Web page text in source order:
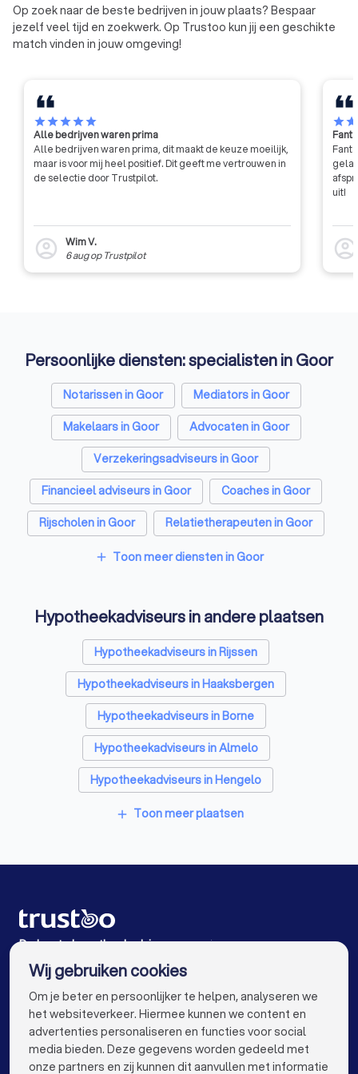
Op zoek naar de beste bedrijven in jouw plaats? Bespaar
jezelf veel tijd en zoekwerk. Op Trustoo kun jij een geschikte
match vinden in jouw omgeving!
starstarstarstarstar
Alle bedrijven waren prima
Alle bedrijven waren prima, dit maakt de keuze moeilijk,
maar is voor mij heel positief. Dit geeft me vertrouwen in
de selectie door Trustpilot.
account_circle
Wim V.
6 augop Trustpilot
starstar
uit!
account_circle
Persoonlijke diensten: specialisten in Goor
Notarissen in Goor
Mediators in Goor
Makelaars in Goor
Advocaten in Goor
Verzekeringsadviseurs in Goor
Financieel adviseurs in Goor
Coaches in Goor
Rijscholen in Goor
Relatietherapeuten in Goor
Psychologen in Goor
Belastingadviseurs in Goor
add Toon meer diensten in Goor
Hypotheekadviseurs in andere plaatsen
Hypotheekadviseurs in Rijssen
Hypotheekadviseurs in Haaksbergen
Hypotheekadviseurs in Borne
Hypotheekadviseurs in Almelo
Hypotheekadviseurs in Hengelo
Hypotheekadviseurs in Lochem
Hypotheekadviseurs in Kring van Dorth
Hypotheekadviseurs in Amsterdam
Hypotheekadviseurs in Rotterdam
Hypotheekadviseurs in Den Haag
Hypotheekadviseurs in Utrecht
add Toon meer plaatsen
De beste hypotheekadviseurs voor jou
Wij gebruiken cookies
Om je beter en persoonlijker te helpen, analyseren we
het websiteverkeer. Hiermee kunnen we content en
advertenties personaliseren en functies voor social
media bieden. Deze gegevens worden gedeeld met
onze partners en zij kunnen dit aanvullen met informatie